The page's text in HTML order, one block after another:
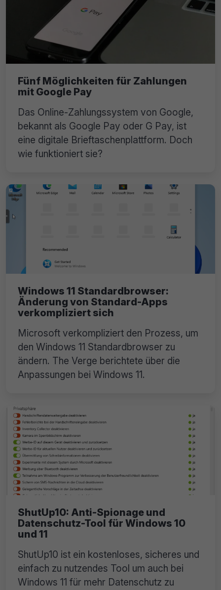
Fünf Möglichkeiten für Zahlungen
mit Google Pay
Das Online-Zahlungssystem von Google,
bekannt als Google Pay oder G Pay, ist
eine digitale Brieftaschenplattform. Doch
wie funktioniert sie?
Windows 11 Standardbrowser:
Änderung von Standard-Apps
verkompliziert sich
Microsoft verkompliziert den Prozess, um
den Windows 11 Standardbrowser zu
ändern. The Verge berichtete über die
Anpassungen bei Windows 11.
ShutUp10: Anti-Spionage und
Datenschutz-Tool für Windows 10
und 11
ShutUp10 ist ein kostenloses, sicheres und
einfach zu nutzendes Tool um auch bei
Windows 11 für mehr Datenschutz zu